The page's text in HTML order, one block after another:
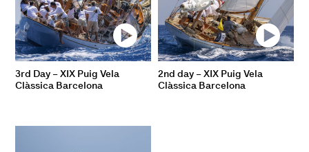
3rd Day – XIX Puig Vela
Clàssica Barcelona
2nd day – XIX Puig Vela
Clàssica Barcelona